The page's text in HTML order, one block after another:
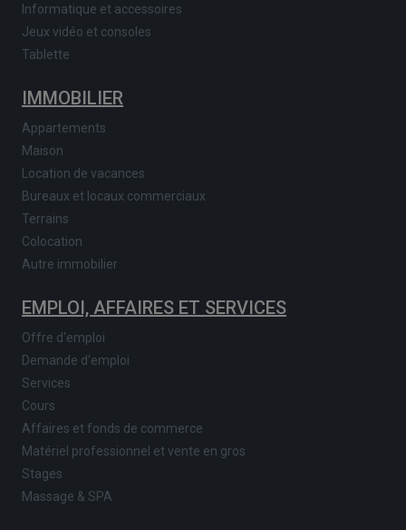
Informatique et accessoires
Jeux vidéo et consoles
Tablette
IMMOBILIER
Appartements
Maison
Location de vacances
Bureaux et locaux commerciaux
Terrains
Colocation
Autre immobilier
EMPLOI, AFFAIRES ET SERVICES
Offre d'emploi
Demande d'emploi
Services
Cours
Affaires et fonds de commerce
Matériel professionnel et vente en gros
Stages
Massage & SPA